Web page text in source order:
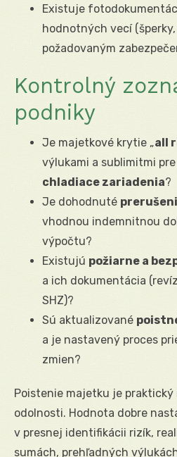
Existuje
hodnotných vecí
požadovaným
Kontrolný
podniky
Je majetkové krytie „all
výlukami a sublimitmi pre
chladiace zariadenia?
Je dohodnuté
vhodnou indemnitnou
výpočtu?
Existujú požiarne a
a ich dokumentácia
SHZ)?
Sú aktualizované
a je nastavený proces
zmien?
Poistenie majetku je
odolnosti. Hodnota dobre
v presnej identifikácii rizík,
sumách, prehľadných